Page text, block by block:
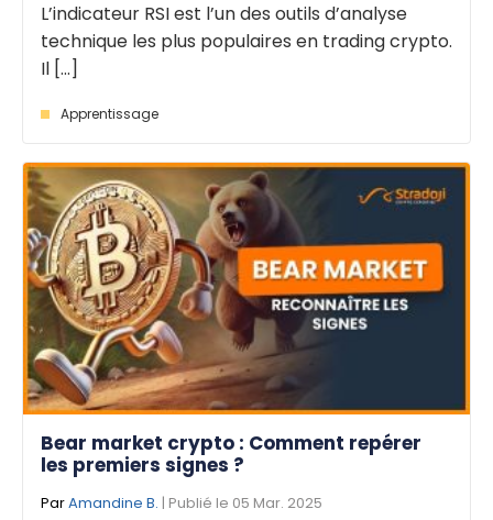
L’indicateur RSI est l’un des outils d’analyse
technique les plus populaires en trading crypto.
Il [...]
Apprentissage
Bear market crypto : Comment repérer
les premiers signes ?
ParAmandine B. | Publié le 05 Mar. 2025